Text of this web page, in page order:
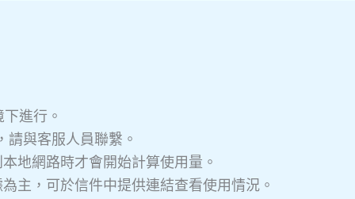
進行。
請與客服人員聯繫。
地網路時才會開始計算使用量。
主，可於信件中提供連結查看使用情況。